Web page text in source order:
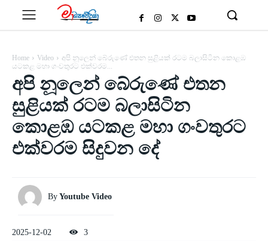
Home Video
අපි නූලෙන් බේරුණේ එතන සුළියක් රටම බලාසිටින කොළඹ
යටකළ මහා ගංවතුරට එක්වරම...
අපි නූලෙන් බේරුණේ එතන
සුළියක් රටම බලාසිටින
කොළඹ යටකළ මහා ගංවතුරට
එක්වරම සිදුවන දේ
By Youtube Video
2025-12-02 3